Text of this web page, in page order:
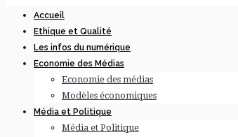
Accueil
Ethique et Qualité
Les infos du numérique
Economie des Médias
Economie des médias
Modèles économiques
Média et Politique
Média et Politique